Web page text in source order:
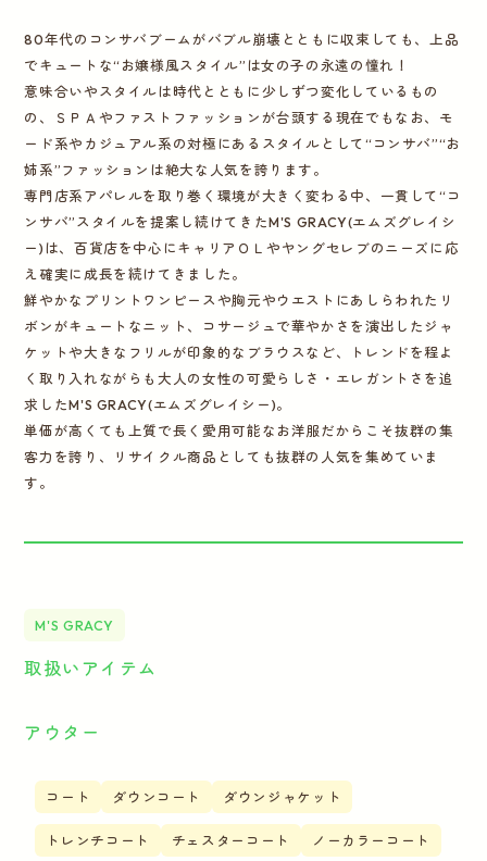
80年代のコンサバブームがバブル崩壊とともに収束しても、上品
でキュートな“お嬢様風スタイル”は女の子の永遠の憧れ！
意味合いやスタイルは時代とともに少しずつ変化しているもの
の、ＳＰＡやファストファッションが台頭する現在でもなお、モ
ード系やカジュアル系の対極にあるスタイルとして“コンサバ”“お
姉系”ファッションは絶大な人気を誇ります。
専門店系アパレルを取り巻く環境が大きく変わる中、一貫して“コ
ンサバ”スタイルを提案し続けてきたM'S GRACY(エムズグレイシ
ー)は、百貨店を中心にキャリアＯＬやヤングセレブのニーズに応
え確実に成長を続けてきました。
鮮やかなプリントワンピースや胸元やウエストにあしらわれたリ
ボンがキュートなニット、コサージュで華やかさを演出したジャ
ケットや大きなフリルが印象的なブラウスなど、トレンドを程よ
く取り入れながらも大人の女性の可愛らしさ・エレガントさを追
求したM'S GRACY(エムズグレイシー)。
単価が高くても上質で長く愛用可能なお洋服だからこそ抜群の集
客力を誇り、リサイクル商品としても抜群の人気を集めていま
す。
M'S GRACY
取扱いアイテム
アウター
コート ダウンコート ダウンジャケット
トレンチコート チェスターコート ノーカラーコート